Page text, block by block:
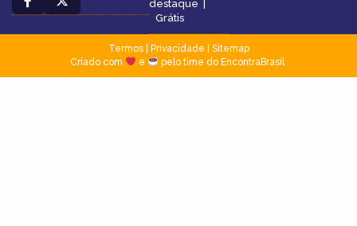
destaque |
Grátis
Termos| Privacidade
Sitemap
Criado com
e pelo time do EncontraBrasil